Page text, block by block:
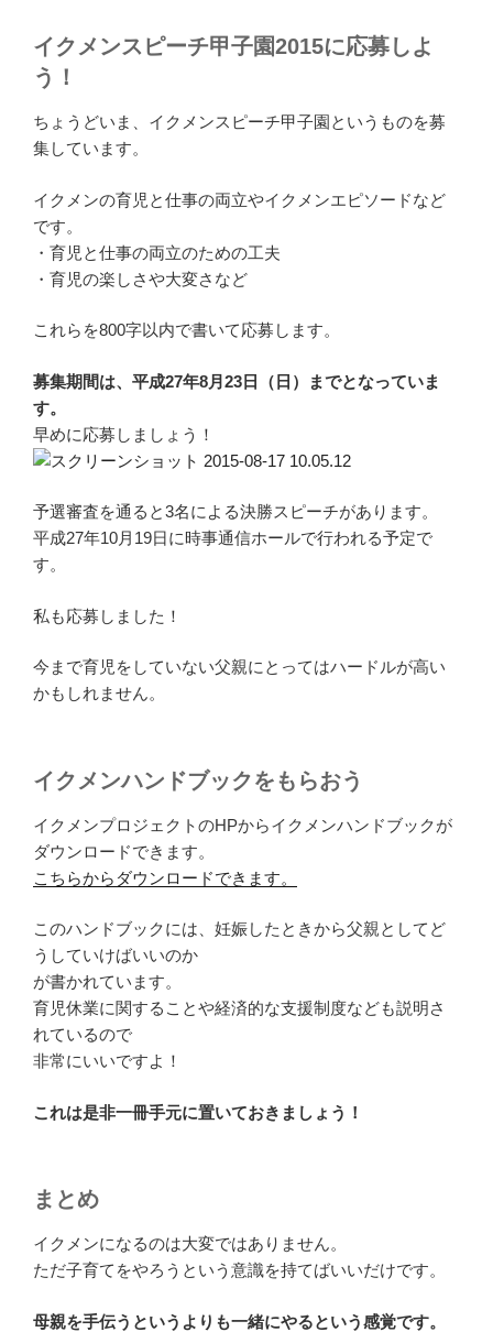
イクメンスピーチ甲子園2015に応募しよ
う！
ちょうどいま、イクメンスピーチ甲子園というものを募
集しています。
イクメンの育児と仕事の両立やイクメンエピソードなど
です。
・育児と仕事の両立のための工夫
・育児の楽しさや大変さなど
これらを800字以内で書いて応募します。
募集期間は、平成27年8月23日（日）までとなっていま
す。
早めに応募しましょう！
予選審査を通ると3名による決勝スピーチがあります。
平成27年10月19日に時事通信ホールで行われる予定で
す。
私も応募しました！
今まで育児をしていない父親にとってはハードルが高い
かもしれません。
イクメンハンドブックをもらおう
イクメンプロジェクトのHPからイクメンハンドブックが
ダウンロードできます。
こちらからダウンロードできます。
このハンドブックには、妊娠したときから父親としてど
うしていけばいいのか
が書かれています。
育児休業に関することや経済的な支援制度なども説明さ
れているので
非常にいいですよ！
これは是非一冊手元に置いておきましょう！
まとめ
イクメンになるのは大変ではありません。
ただ子育てをやろうという意識を持てばいいだけです。
母親を手伝うというよりも一緒にやるという感覚です。